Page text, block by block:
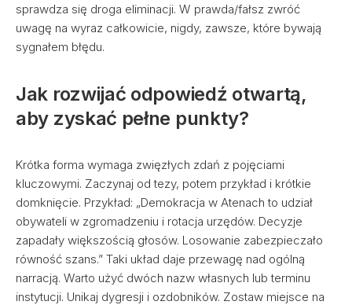
sprawdza się droga eliminacji. W prawda/fałsz zwróć
uwagę na wyraz całkowicie, nigdy, zawsze, które bywają
sygnałem błędu.
Jak rozwijać odpowiedź otwartą,
aby zyskać pełne punkty?
Krótka forma wymaga zwięzłych zdań z pojęciami
kluczowymi. Zaczynaj od tezy, potem przykład i krótkie
domknięcie. Przykład: „Demokracja w Atenach to udział
obywateli w zgromadzeniu i rotacja urzędów. Decyzje
zapadały większością głosów. Losowanie zabezpieczało
równość szans.” Taki układ daje przewagę nad ogólną
narracją. Warto użyć dwóch nazw własnych lub terminu
instytucji. Unikaj dygresji i ozdobników. Zostaw miejsce na